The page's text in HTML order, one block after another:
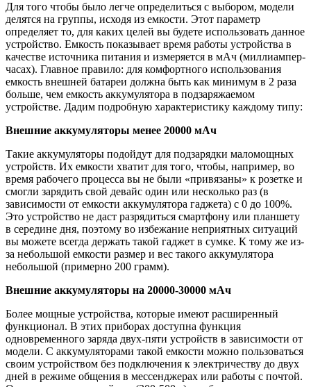
Для того чтобы было легче определиться с выбором, модели
делятся на группы, исходя из емкости. Этот параметр
определяет то, для каких целей вы будете использовать данное
устройство. Емкость показывает время работы устройства в
качестве источника питания и измеряется в мАч (миллиампер-
часах). Главное правило: для комфортного использования
емкость внешней батареи должна быть как минимум в 2 раза
больше, чем емкость аккумулятора в подзаряжаемом
устройстве. Дадим подробную характеристику каждому типу:
Внешние аккумуляторы менее 20000 мАч
Такие аккумуляторы подойдут для подзарядки маломощных
устройств. Их емкости хватит для того, чтобы, например, во
время рабочего процесса вы не были «привязаны» к розетке и
смогли зарядить свой девайс один или несколько раз (в
зависимости от емкости аккумулятора гаджета) с 0 до 100%.
Это устройство не даст разрядиться смартфону или планшету
в середине дня, поэтому во избежание неприятных ситуаций
вы можете всегда держать такой гаджет в сумке. К тому же из-
за небольшой емкости размер и вес такого аккумулятора
небольшой (примерно 200 грамм).
Внешние аккумуляторы на 20000-30000 мАч
Более мощные устройства, которые имеют расширенный
функционал. В этих приборах доступна функция
одновременного заряда двух-пяти устройств в зависимости от
модели. С аккумуляторами такой емкости можно пользоваться
своим устройством без подключения к электричеству до двух
дней в режиме общения в мессенджерах или работы с почтой.